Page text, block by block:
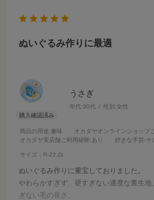
うさぎ
年代:30代 性別:女性
商品の用途:趣味 オカダヤオンラインショップ
オカダヤ実店舗ご利用経験:あり 好きな手芸:そ
サイズ：R-22.白
ぬいぐるみ作りに最適
ぬいぐるみ作りに重宝しておりました。
やわらかすぎず、硬すぎない適度な裏生
ぎない毛の長さ。